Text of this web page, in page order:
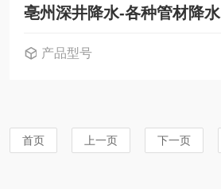
亳州深井降水-各种管材降水
产品型号
首页 上一页 下一页